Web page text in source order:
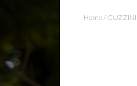
Home / GUZZINI